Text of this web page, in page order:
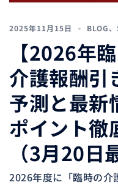
2025年11月15日 BLOG、
【2026年
介護報酬引
予測と最新
ポイント徹
（3月20日
2026年度に「臨時の介